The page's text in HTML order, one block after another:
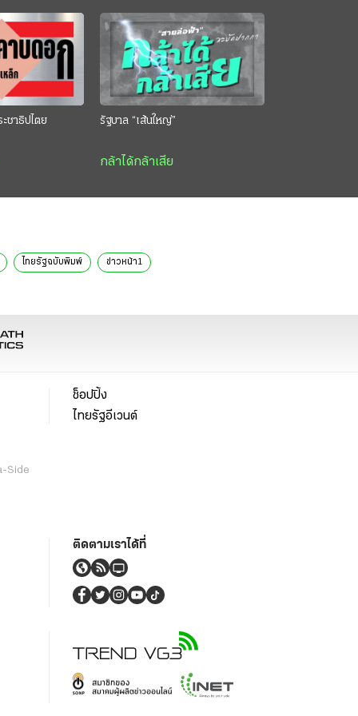
ชาธิปไตย รัฐบาล “เส้นใหญ่”
กล้าได้กล้าเสีย
ไทยรัฐฉบับพิมพ์ ข่าวหน้า1
Side
ช็อปปิ้ง
ไทยรัฐอีเวนต์
ติดตามเราได้ที่